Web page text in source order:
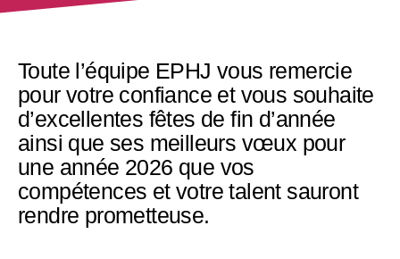
Toute l’équipe EPHJ vous remercie
pour votre confiance et vous souhaite
d’excellentes fêtes de fin d’année
ainsi que ses meilleurs vœux pour
une année 2026 que vos
compétences et votre talent sauront
rendre prometteuse.